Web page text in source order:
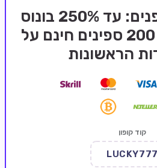
חבילת קבלת פנים: עד 250% בונוס
עד €2,000 + 200 ספינים חינם על
הראשונות
קוד קופון
LUCKY777